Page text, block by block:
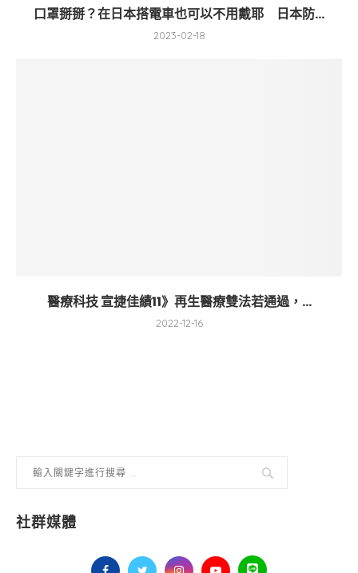
口罩掰掰？在日本搭電車也可以不用戴耶 日本防...
2023-02-18
醫療科技 宣捷佳績11》再生醫療雙法若通過，...
2022-12-16
社群媒體